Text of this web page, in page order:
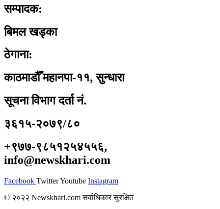
सम्पादक:
बिमल खड्का
ठेगाना:
काठमाडौँ महानपा-११, सुन्धारा
सूचना विभाग दर्ता नं.
३६१५-२०७९/८०
+९७७-९८५१२५४५५६,
info@newskhari.com
Facebook TwitterYoutube Instagram
© २०२२ Newskhari.com सर्वाधिकार सुरक्षित